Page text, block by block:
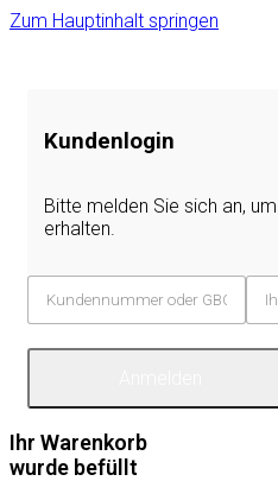
Zum Hauptinhalt springen
Kundenlogin
Bitte melden Sie sich an,
erhalten.
Ihr Warenkorb
wurde befüllt